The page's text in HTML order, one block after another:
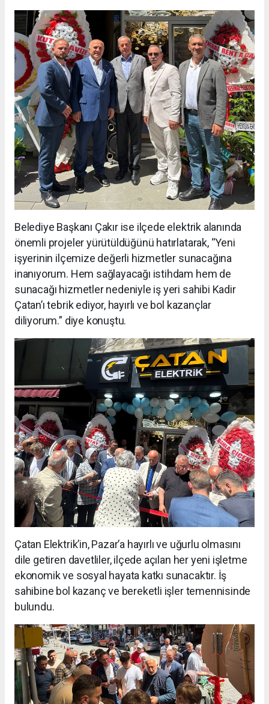
Belediye Başkanı Çakır ise ilçede elektrik alanında
önemli projeler yürütüldüğünü hatırlatarak, “Yeni
işyerinin ilçemize değerli hizmetler sunacağına
inanıyorum. Hem sağlayacağı istihdam hem de
sunacağı hizmetler nedeniyle iş yeri sahibi Kadir
Çatan’ı tebrik ediyor, hayırlı ve bol kazançlar
diliyorum.” diye konuştu.
Çatan Elektrik’in, Pazar’a hayırlı ve uğurlu olmasını
dile getiren davetliler, ilçede açılan her yeni işletme
ekonomik ve sosyal hayata katkı sunacaktır. İş
sahibine bol kazanç ve bereketli işler temennisinde
bulundu.